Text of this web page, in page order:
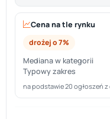
Cena na tle rynku
drożej o 7%
Mediana w kategorii
Typowy zakres
na podstawie 20 ogłoszeń z